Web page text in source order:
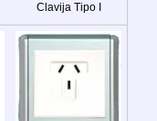
Clavija Tipo I